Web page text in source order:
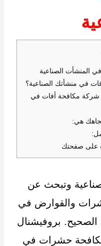
المنشأت الصناعية
في منشأتك الصناعية؟
شركة مكافحة أفات في
تجاهك هي:
على صفحتك​
وتبحث عن
والقوارض في
بروفيشنال
حشرات في